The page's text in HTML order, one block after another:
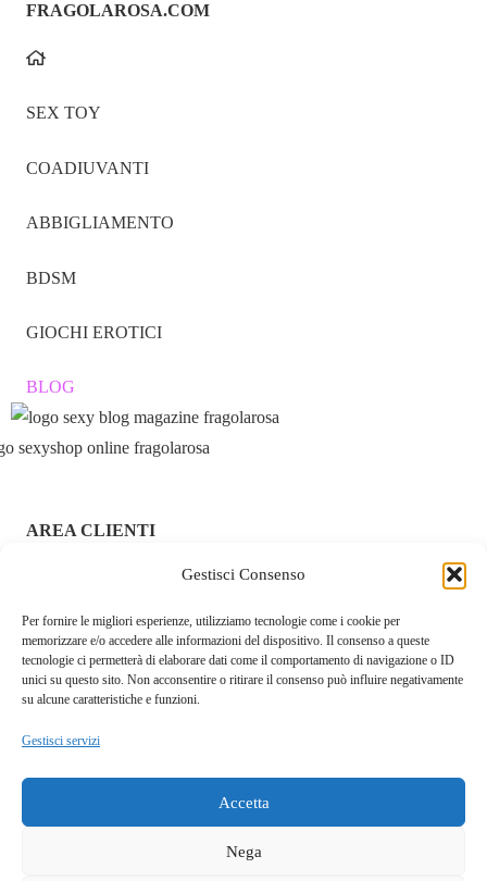
Gestisci Consenso
Per fornire le migliori esperienze, utilizziamo tecnologie come i cookie per
memorizzare e/o accedere alle informazioni del dispositivo. Il consenso a queste
tecnologie ci permetterà di elaborare dati come il comportamento di navigazione o ID
unici su questo sito. Non acconsentire o ritirare il consenso può influire negativamente
su alcune caratteristiche e funzioni.
Gestisci servizi
Accetta
Nega
FRAGOLAROSA.COM
SEX TOY
COADIUVANTI
ABBIGLIAMENTO
BDSM
GIOCHI EROTICI
BLOG
AREA CLIENTI
ACCEDI / REGISTRATI
CHI SIAMO – FRAGOLAROSA | SEXY SHOP ONLINE
ITALIANO SICURO E DISCRETO
RESI E RIMBORSI
COOKIE POLICY